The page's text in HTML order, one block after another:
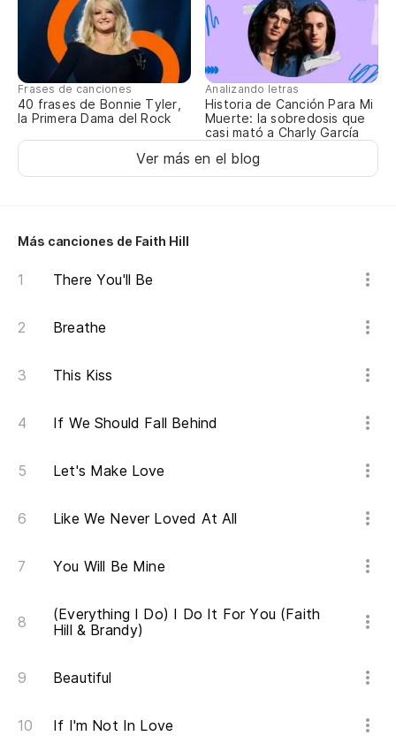
Frases de canciones
40 frases de Bonnie Tyler,
la Primera Dama del Rock
Analizando letras
Historia de Canción Para Mi
Muerte: la sobredosis que
casi mató a Charly García
Ver más en el blog
Más canciones de Faith Hill
There You'll Be
Breathe
This Kiss
If We Should Fall Behind
Let's Make Love
Like We Never Loved At All
You Will Be Mine
(Everything I Do) I Do It For You (Faith
Hill & Brandy)
Beautiful
If I'm Not In Love